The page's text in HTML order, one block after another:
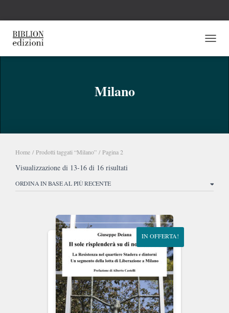
Milano
Home / Prodotti taggati “Milano” / Pagina 2
Visualizzazione di 13-16 di 16 risultati
base
recente
IN OFFERTA!